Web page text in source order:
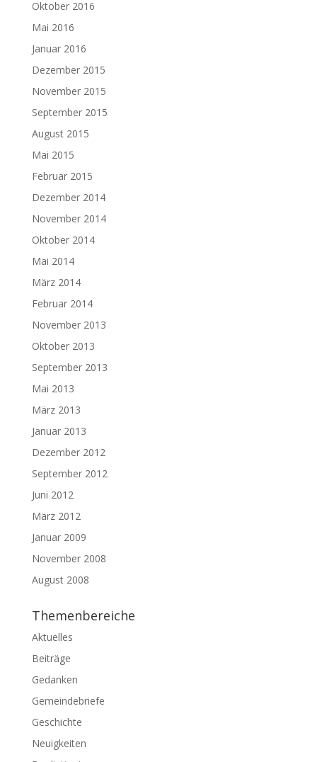
Oktober 2016
Mai 2016
Januar 2016
Dezember 2015
November 2015
September 2015
August 2015
Mai 2015
Februar 2015
Dezember 2014
November 2014
Oktober 2014
Mai 2014
März 2014
Februar 2014
November 2013
Oktober 2013
September 2013
Mai 2013
März 2013
Januar 2013
Dezember 2012
September 2012
Juni 2012
März 2012
Januar 2009
November 2008
August 2008
Themenbereiche
Aktuelles
Beiträge
Gedanken
Gemeindebriefe
Geschichte
Neuigkeiten